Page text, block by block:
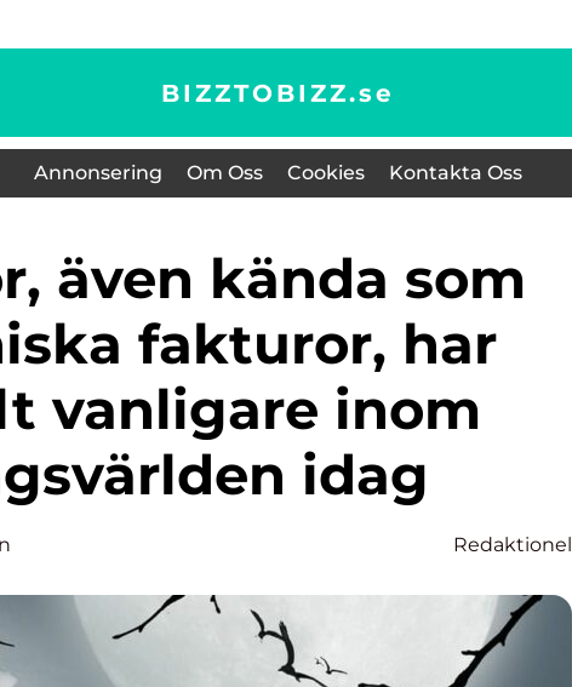
BIZZTOBIZZ.se
Annonsering Om Oss Cookies Kontakta Oss
fakturor, har
vanligare inom
idag
Redaktionel